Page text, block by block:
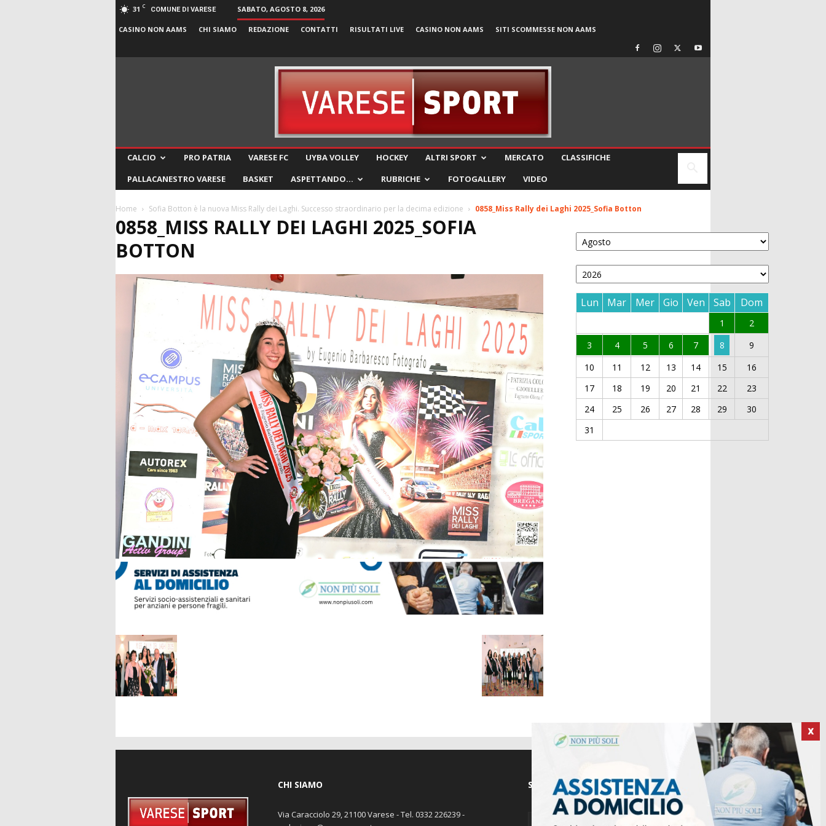
31 C COMUNE DI VARESE SABATO, AGOSTO 8, 2026
CASINO NON AAMS CHI SIAMO REDAZIONE CONTATTI RISULTATI LIVE CASINO NON AAMS SITI SCOMMESSE NON AAMS
CALCIO PRO PATRIA VARESE FC UYBA VOLLEY HOCKEY ALTRI SPORT MERCATO
CLASSIFICHE
PALLACANESTRO VARESE
BASKET ASPETTANDO… RUBRICHE FOTOGALLERY VIDEO
Home Sofia Botton è la nuova Miss Rally dei Laghi. Successo straordinario per la decima edizione 0858_Miss Rally dei Laghi 2025_Sofia Botton
0858_MISS RALLY DEI LAGHI 2025_SOFIA
BOTTON
Lun Mar Mer Gio Ven Sab Dom
1
2
3
4 5 6 7 8
9
10
11 12 13 14 15
16
17
18 19 20 21 22
23
24
25 26 27 28 29
30
31
X
CHI SIAMO
Via Caracciolo 29, 21100 Varese - Tel. 0332 226239 -
SEGUICI